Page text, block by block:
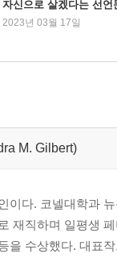
교수』의 학생
난 감금과 의식
자신으로 살겠다는 선언
2023년 03월 17일
M. Gilbert)
이다. 코넬대학과
재직하며 일평생
을 수상했다. 대표